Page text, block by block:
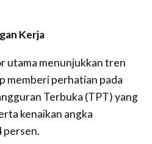
Kerja
utama menunjukkan tren
memberi perhatian pada
Terbuka (TPT) yang
kenaikan angka
persen.